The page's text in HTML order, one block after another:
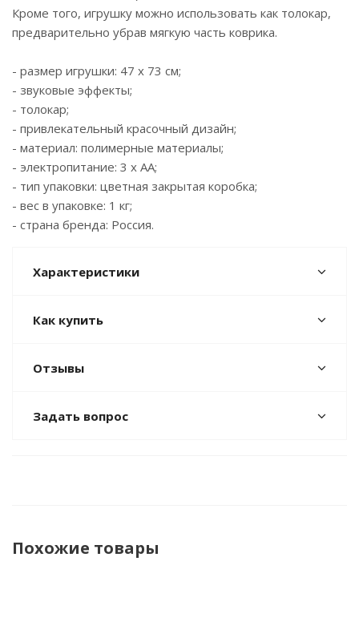
Кроме того, игрушку можно использовать как толокар,
предварительно убрав мягкую часть коврика.
- размер игрушки: 47 х 73 см;
- звуковые эффекты;
- толокар;
- привлекательный красочный дизайн;
- материал: полимерные материалы;
- электропитание: 3 х АА;
- тип упаковки: цветная закрытая коробка;
- вес в упаковке: 1 кг;
- страна бренда: Россия.
Характеристики
Как купить
Отзывы
Задать вопрос
Похожие товары